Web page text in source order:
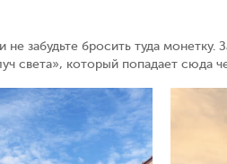
не забудьте бросить туда
света», который попадает сюда